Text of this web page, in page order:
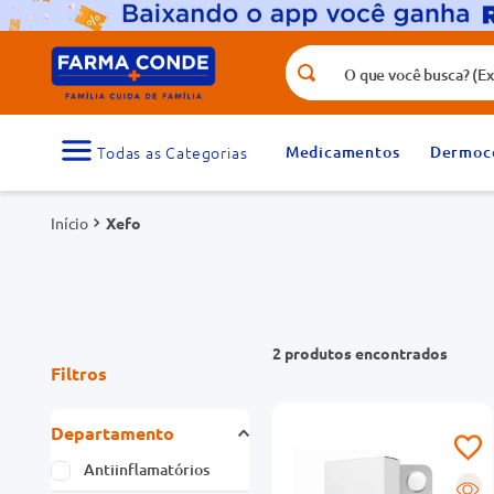
O que você busca? (Ex.: vitamina,
Medicamentos
Xefo
Filtros
Departamento
Antiinflamatórios
2 produtos
R
Termos mais buscados
1
medicamento